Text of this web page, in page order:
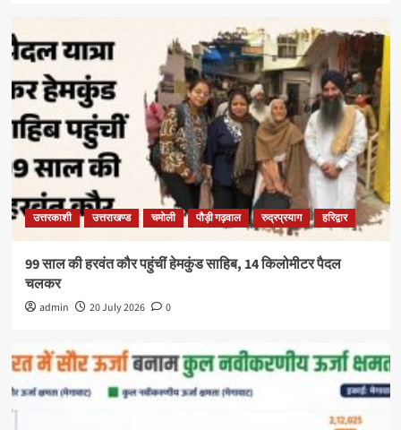
उत्तरकाशी उत्तराखण्ड चमोली पौड़ी गढ़वाल रुद्रप्रयाग हरिद्वार
99 साल की हरवंत कौर पहुंचीं हेमकुंड साहिब, 14 किलोमीटर पैदल
चलकर
admin 20 July 2026 0